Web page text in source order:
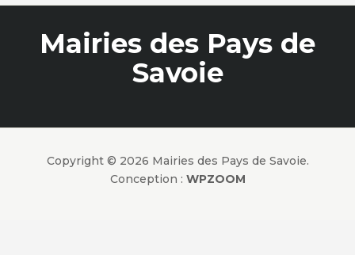
Mairies des Pays de
Savoie
Copyright © 2026 Mairies des Pays de Savoie.
Conception : WPZOOM